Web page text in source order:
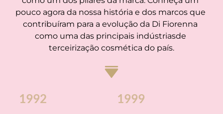
pouco agora da nossa história e dos marcos que
contribuíram para a evolução da Di Fiorenna
como uma das principais indústriasde
terceirização cosmética do país.
1992 1999